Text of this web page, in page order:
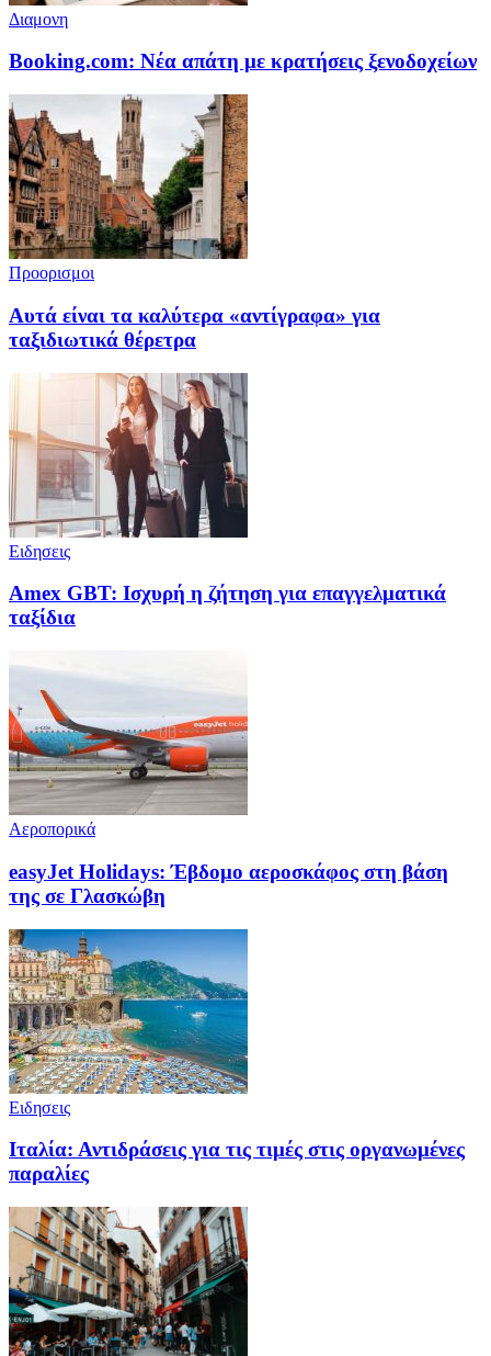
Διαμονη
Booking.com: Νέα απάτη με κρατήσεις ξενοδοχείων
Προορισμοι
Αυτά είναι τα καλύτερα «αντίγραφα» για
ταξιδιωτικά θέρετρα
Ειδησεις
Amex GBT: Ισχυρή η ζήτηση για επαγγελματικά
ταξίδια
Αεροπορικά
easyJet Holidays: Έβδομο αεροσκάφος στη βάση
της σε Γλασκώβη
Ειδησεις
Ιταλία: Αντιδράσεις για τις τιμές στις οργανωμένες
παραλίες